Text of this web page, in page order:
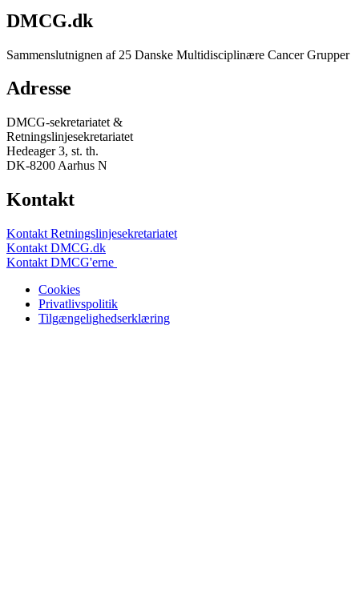
DMCG.dk
Sammenslutnignen af 25 Danske Multidisciplinære Cancer Grupper
Adresse
DMCG-sekretariatet &
Retningslinjesekretariatet
Hedeager 3, st. th.
DK-8200 Aarhus N
Kontakt
Kontakt Retningslinjesekretariatet
Kontakt DMCG.dk
Kontakt DMCG'erne
Cookies
Privatlivspolitik
Tilgængelighedserklæring